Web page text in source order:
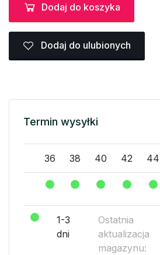
Dodaj do koszyka
Dodaj do ulubionych
Termin wysyłki
36 38 40 42 44
1-3
dni
Ostatnia
aktualizacja
magazynu: